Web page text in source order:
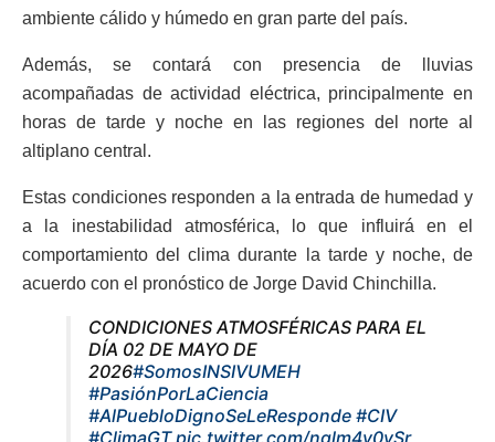
ambiente cálido y húmedo en gran parte del país.
Además, se contará con presencia de lluvias
acompañadas de actividad eléctrica, principalmente en
horas de tarde y noche en las regiones del norte al
altiplano central.
Estas condiciones responden a la entrada de humedad y
a la inestabilidad atmosférica, lo que influirá en el
comportamiento del clima durante la tarde y noche, de
acuerdo con el pronóstico de Jorge David Chinchilla.
CONDICIONES ATMOSFÉRICAS PARA EL
DÍA 02 DE MAYO DE
2026#SomosINSIVUMEH
#PasiónPorLaCiencia
#AlPuebloDignoSeLeResponde #CIV
#ClimaGT pic.twitter.com/nglm4y0vSr